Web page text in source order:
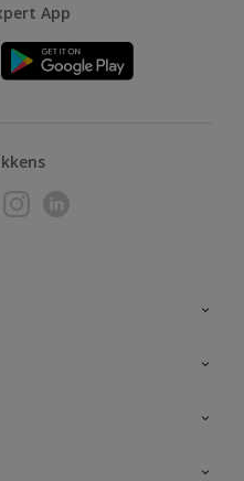
App